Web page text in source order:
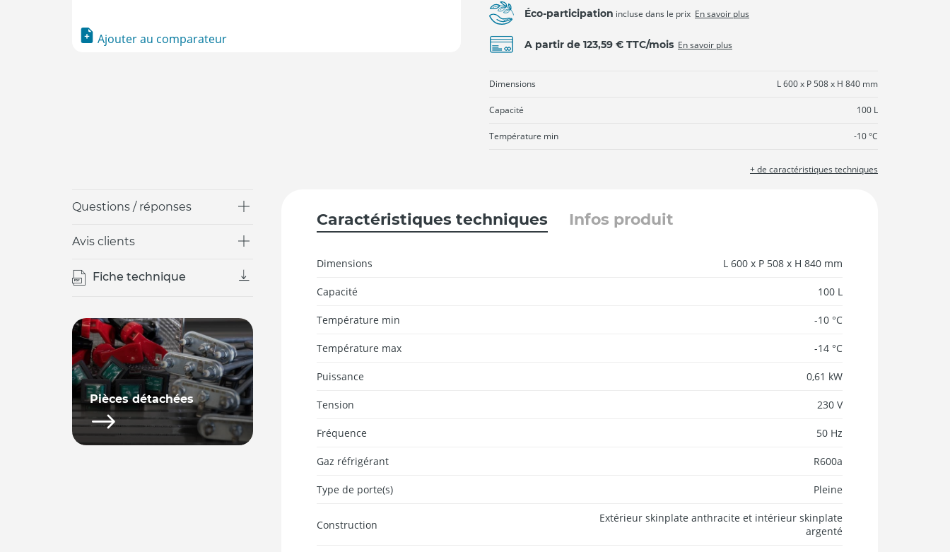
Ajouter au comparateur
Éco-participation incluse dans le prix En savoir plus
A partir de 123,59 € TTC/mois En savoir plus
Dimensions L 600 x P 508 x H 840 mm
Capacité 100 L
Température min -10 °C
+ de caractéristiques techniques
Questions / réponses
Avis clients
Fiche technique
Pièces détachées
Caractéristiques techniques Infos produit
Dimensions L 600 x P 508 x H 840 mm
Capacité 100 L
Température min -10 °C
Température max -14 °C
Puissance 0,61 kW
Tension 230 V
Fréquence 50 Hz
Gaz réfrigérant R600a
Type de porte(s) Pleine
Construction
Extérieur skinplate anthracite et intérieur skinplate
argenté